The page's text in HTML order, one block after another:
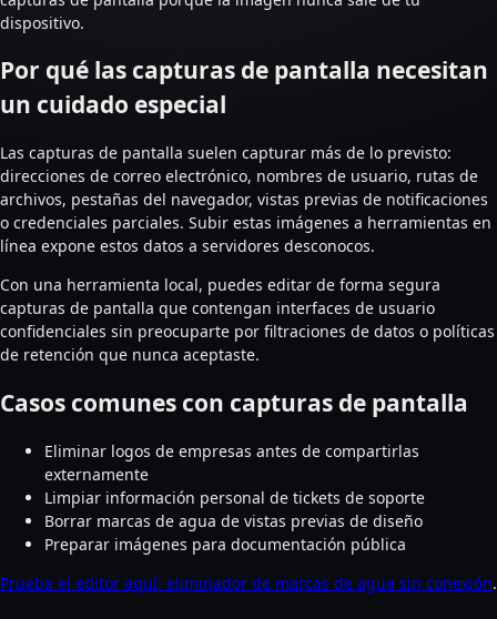
dispositivo.
Por qué las capturas de pantalla necesitan
un cuidado especial
Las capturas de pantalla suelen capturar más de lo previsto:
direcciones de correo electrónico, nombres de usuario, rutas de
archivos, pestañas del navegador, vistas previas de notificaciones
o credenciales parciales. Subir estas imágenes a herramientas en
línea expone estos datos a servidores desconocos.
Con una herramienta local, puedes editar de forma segura
capturas de pantalla que contengan interfaces de usuario
confidenciales sin preocuparte por filtraciones de datos o políticas
de retención que nunca aceptaste.
Casos comunes con capturas de pantalla
Eliminar logos de empresas antes de compartirlas
externamente
Limpiar información personal de tickets de soporte
Borrar marcas de agua de vistas previas de diseño
Preparar imágenes para documentación pública
Prueba el editor aquí: eliminador de marcas de agua sin conexión.